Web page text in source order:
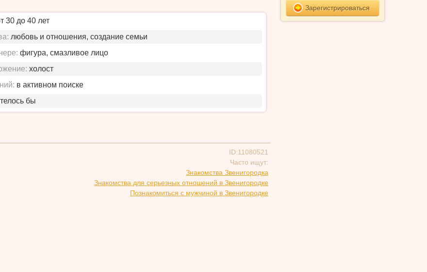
30 до 40 лет
любовь и отношения, создание семьи
фигура, смазливое лицо
холост
в активном поиске
бы
ID:11080521
Часто ищут:
Знакомства Звенигородка
Знакомства для серьезных отношений в Звенигородке
Познакомиться с мужчиной в Звенигородке
Зарегистрироваться